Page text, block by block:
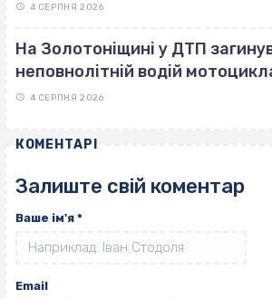
4 СЕРПНЯ 2026
На Золотоніщині у ДТП
неповнолітній водій
4 СЕРПНЯ 2026
КОМЕНТАРІ
Залиште свій коментар
Ваше ім'я *
Email